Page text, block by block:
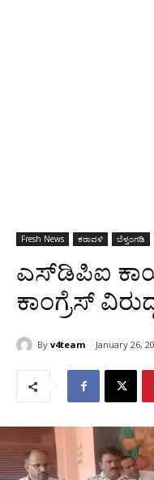
Fresh News ಕರಾವಳಿ ಬೆಳ್ತಂಗಡಿ
ಎಸ್‍ಡಿಪಿಐ
ಕಾಂಗ್ರೆಸ್
By v4team January 26,